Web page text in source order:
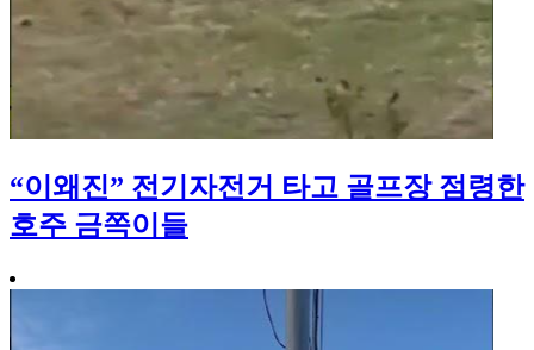
“이왜진” 전기자전거 타고 골프장 점령한
호주 금쪽이들